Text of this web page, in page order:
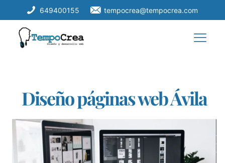
649400155 tempocrea@tempocrea.com
Diseño páginas web Ávila